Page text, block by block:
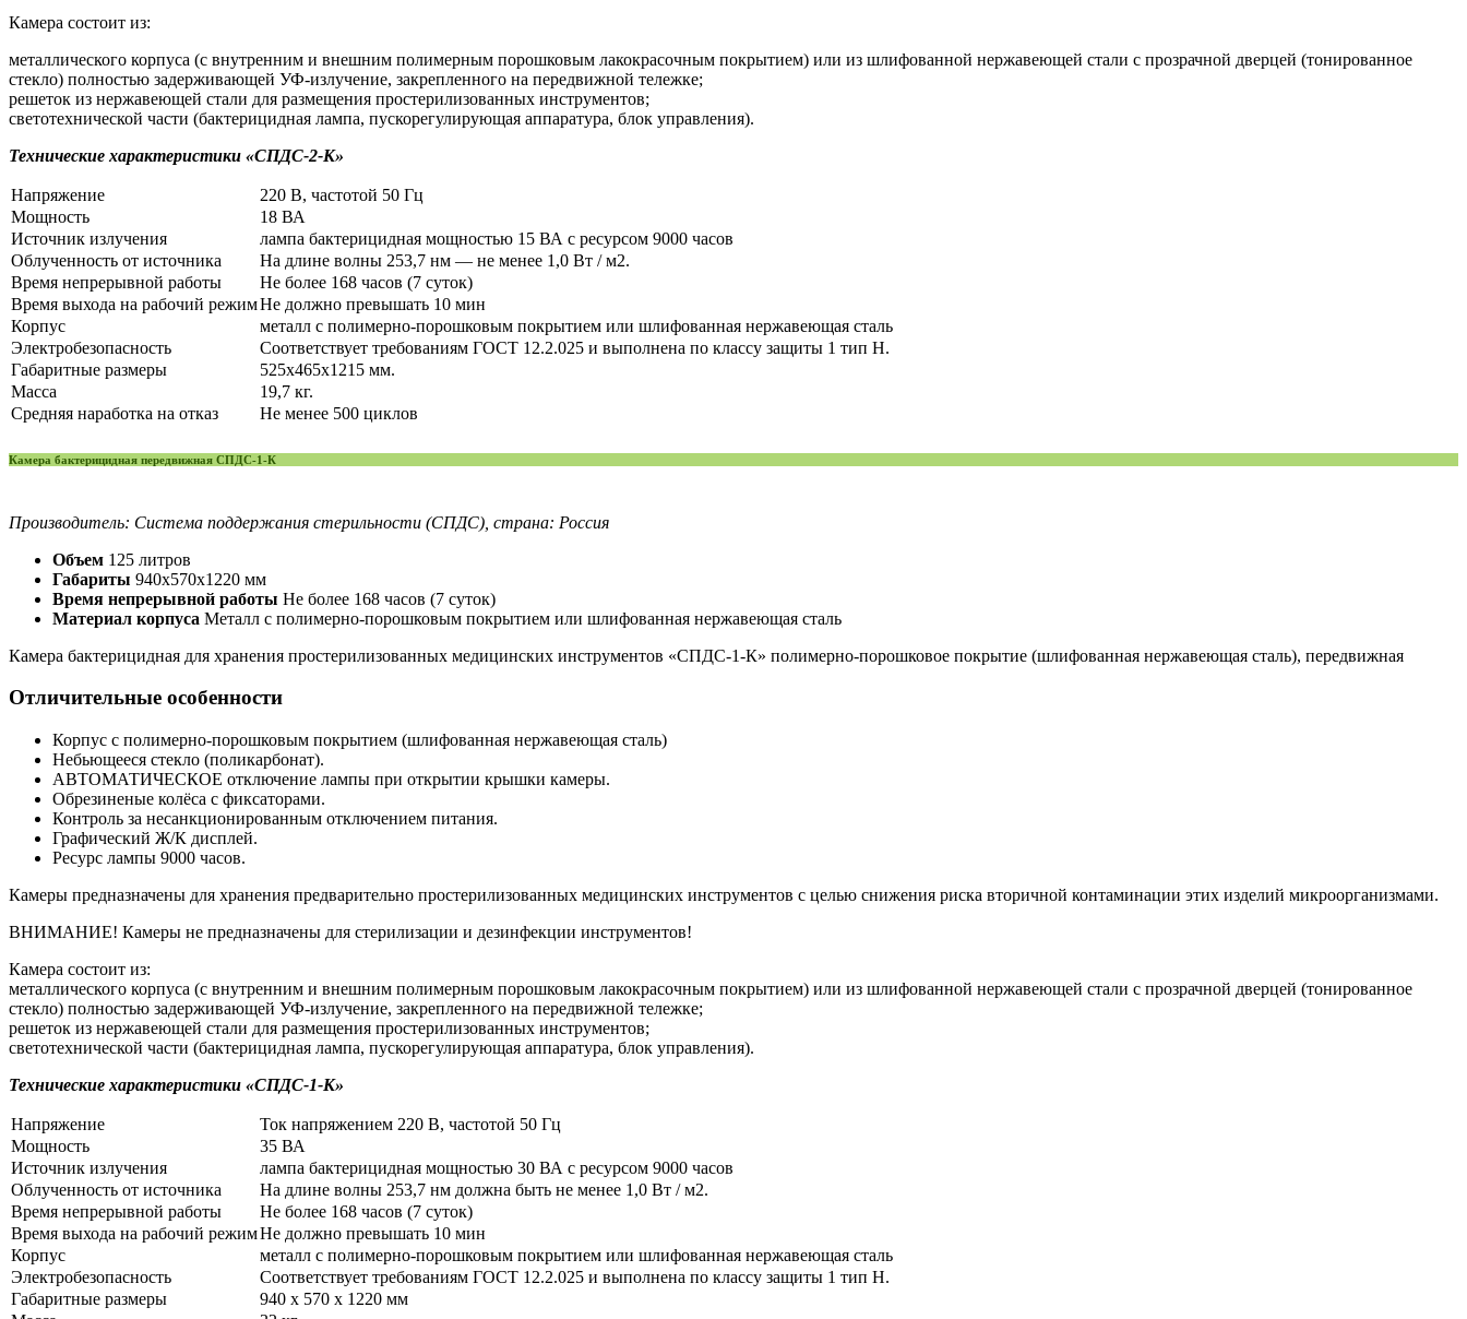
Камера состоит из:
металлического корпуса (с внутренним и внешним полимерным порошковым лакокрасочным покрытием) или из шлифованной нержавеющей стали с прозрачной дверцей (тонированное
стекло) полностью задерживающей УФ-излучение, закрепленного на передвижной тележке;
решеток из нержавеющей стали для размещения простерилизованных инструментов;
светотехнической части (бактерицидная лампа, пускорегулирующая аппаратура, блок управления).
Технические характеристики «СПДС-2-К»
Напряжение
220 В, частотой 50 Гц
Мощность
18 ВА
Источник излучения
лампа бактерицидная мощностью 15 ВА с ресурсом 9000 часов
Облученность от источника
На длине волны 253,7 нм — не менее 1,0 Вт / м2.
Время непрерывной работы
Не более 168 часов (7 суток)
Время выхода на рабочий режимНе должно превышать 10 мин
Корпус
металл с полимерно-порошковым покрытием или шлифованная нержавеющая сталь
Электробезопасность
Соответствует требованиям ГОСТ 12.2.025 и выполнена по классу защиты 1 тип Н.
Габаритные размеры
525х465х1215 мм.
Масса
19,7 кг.
Средняя наработка на отказ
Не менее 500 циклов
Камера бактерицидная передвижная СПДС-1-К
Производитель: Система поддержания стерильности (СПДС), страна: Россия
Объем 125 литров
Габариты 940х570х1220 мм
Время непрерывной работы Не более 168 часов (7 суток)
Материал корпуса Металл с полимерно-порошковым покрытием или шлифованная нержавеющая сталь
Камера бактерицидная для хранения простерилизованных медицинских инструментов «СПДС-1-К» полимерно-порошковое покрытие (шлифованная нержавеющая сталь), передвижная
Отличительные особенности
Корпус с полимерно-порошковым покрытием (шлифованная нержавеющая сталь)
Небьющееся стекло (поликарбонат).
АВТОМАТИЧЕСКОЕ отключение лампы при открытии крышки камеры.
Обрезиненые колёса с фиксаторами.
Контроль за несанкционированным отключением питания.
Графический Ж/К дисплей.
Ресурс лампы 9000 часов.
Камеры предназначены для хранения предварительно простерилизованных медицинских инструментов с целью снижения риска вторичной контаминации этих изделий микроорганизмами.
ВНИМАНИЕ! Камеры не предназначены для стерилизации и дезинфекции инструментов!
Камера состоит из:
металлического корпуса (с внутренним и внешним полимерным порошковым лакокрасочным покрытием) или из шлифованной нержавеющей стали с прозрачной дверцей (тонированное
стекло) полностью задерживающей УФ-излучение, закрепленного на передвижной тележке;
решеток из нержавеющей стали для размещения простерилизованных инструментов;
светотехнической части (бактерицидная лампа, пускорегулирующая аппаратура, блок управления).
Технические характеристики «СПДС-1-К»
Напряжение
Ток напряжением 220 В, частотой 50 Гц
Мощность
35 ВА
Источник излучения
лампа бактерицидная мощностью 30 ВА с ресурсом 9000 часов
Облученность от источника
На длине волны 253,7 нм должна быть не менее 1,0 Вт / м2.
Время непрерывной работы
Не более 168 часов (7 суток)
Время выхода на рабочий режимНе должно превышать 10 мин
Корпус
металл с полимерно-порошковым покрытием или шлифованная нержавеющая сталь
Электробезопасность
Соответствует требованиям ГОСТ 12.2.025 и выполнена по классу защиты 1 тип Н.
Габаритные размеры
940 х 570 х 1220 мм